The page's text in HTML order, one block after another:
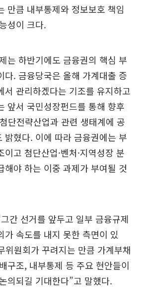
만큼 내부통제와 정보보호 책임
성이 크다.
는 하반기에도 금융권의 핵심 부
다. 금융당국은 올해 가계대출 증
서 관리하겠다는 기조를 유지하고
앞서 국민성장펀드를 통해 향후
단전략산업과 관련 생태계에 공
밝혔다. 이에 따라 금융권에는 부
이고 첨단산업·벤처·지역성장 분
해야 하는 이중 과제가 부여될 것
간 선거를 앞두고 일부 금융규제
가 속도를 내지 못한 측면이 있
위원회가 꾸려지는 만큼 가계부채
구조, 내부통제 등 주요 현안들이
의되길 기대한다”고 말했다.